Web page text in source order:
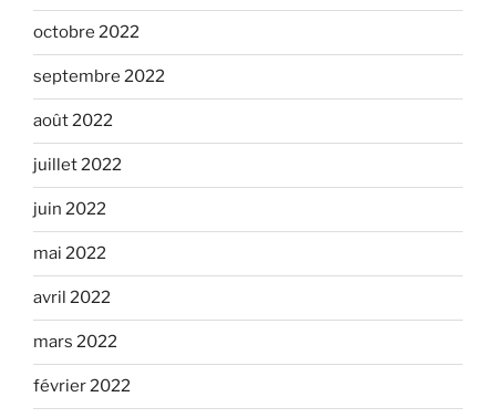
octobre 2022
septembre 2022
août 2022
juillet 2022
juin 2022
mai 2022
avril 2022
mars 2022
février 2022